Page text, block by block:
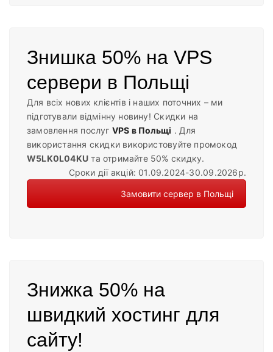
Знишка 50% на VPS
сервери в Польщі
Для всіх нових клієнтів і наших поточних – ми
підготували відмінну новину! Скидки на
замовлення послуг VPS в Польщі . Для
використання скидки використовуйте промокод
W5LK0L04KU та отримайте 50% скидку.
Сроки дії акцій: 01.09.2024-30.09.2026р.
Замовити сервер в Польщі
Знижка 50% на
швидкий хостинг для
сайту!